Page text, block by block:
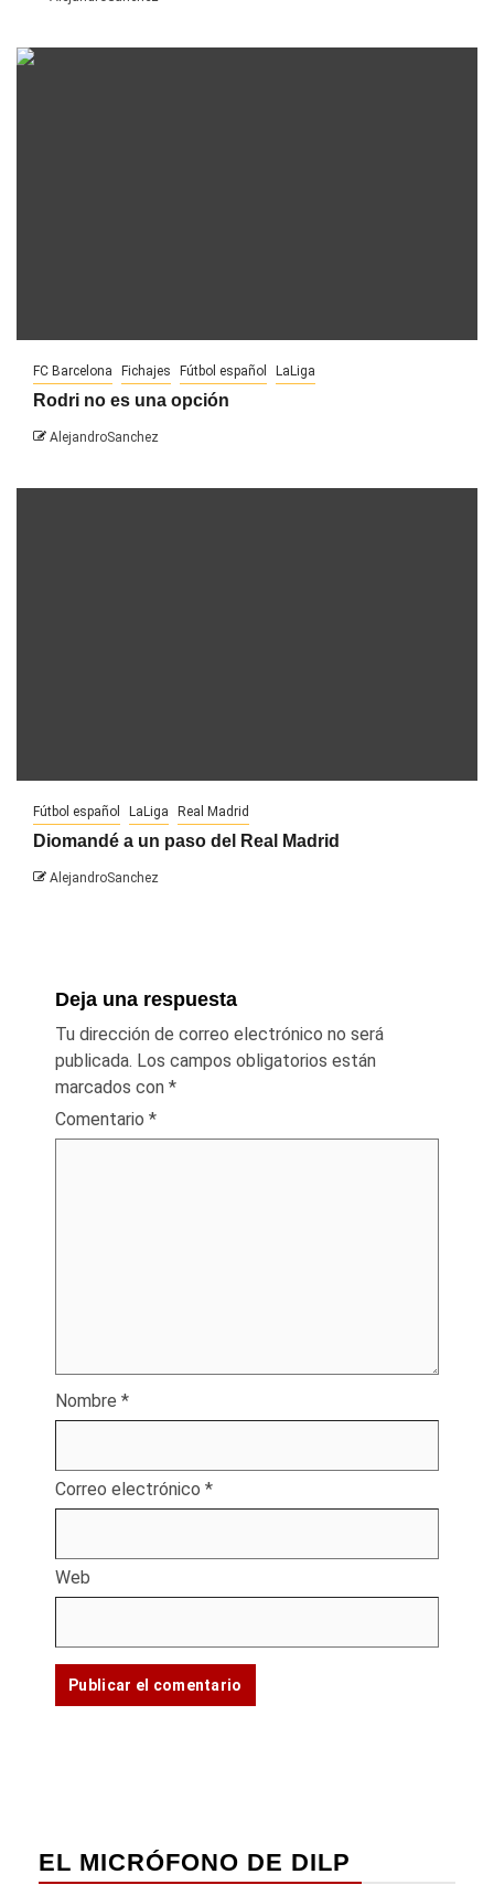
FC Barcelona Fichajes Fútbol español LaLiga
Rodri no es una opción
AlejandroSanchez
Fútbol español LaLiga Real Madrid
Diomandé a un paso del Real Madrid
AlejandroSanchez
Deja una respuesta
Tu dirección de correo electrónico no será
publicada. Los campos obligatorios están
marcados con *
Comentario *
Nombre *
Correo electrónico *
Web
EL MICRÓFONO DE DILP